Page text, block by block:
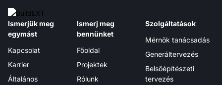
Ismerjük meg
egymást
Kapcsolat
Karrier
Általános
Ismerj meg
bennünket
Főoldal
Projektek
Rólunk
Szolgáltatások
Mérnök tanácsadás
Generáltervezés
Belsőépítészeti
tervezés